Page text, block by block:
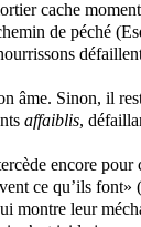
cache
de péché
âme. Sinon, il
affaiblis,
encore pour
ce qu’ils
montre leur